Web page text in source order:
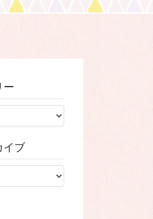
ー
イブ